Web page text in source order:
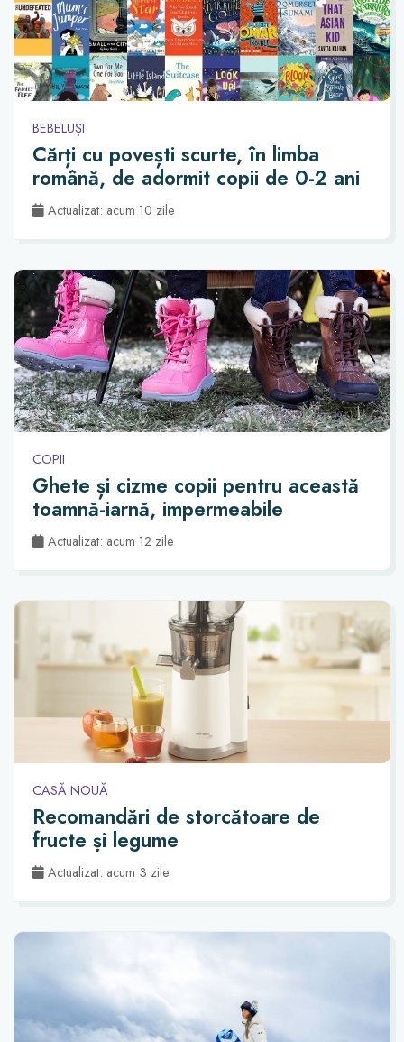
BEBELUȘI
Cărți cu povești scurte, în limba
română, de adormit copii de 0-2 ani
Actualizat: acum 10 zile
COPII
Ghete și cizme copii pentru această
toamnă-iarnă, impermeabile
Actualizat: acum 12 zile
CASĂ NOUĂ
Recomandări de storcătoare de
fructe și legume
Actualizat: acum 3 zile